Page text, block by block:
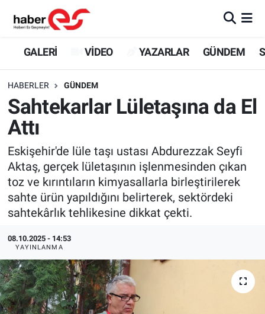
GALERİ VİDEO YAZARLAR GÜNDEM
HABERLER GÜNDEM
Sahtekarlar Lületaşına da El
Attı
Eskişehir'de lüle taşı ustası Abdurezzak Seyfi
Aktaş, gerçek lületaşının işlenmesinden çıkan
toz ve kırıntıların kimyasallarla birleştirilerek
sahte ürün yapıldığını belirterek, sektördeki
sahtekârlık tehlikesine dikkat çekti.
08.10.2025 - 14:53
YAYINLANMA
GALERİ
YAZARLAR
GÜNDEM
SİYASET
TEKNOLOJİ
SPOR
ASAYİŞ
Eskişehir Nöbetçi Eczaneler
Eskişehir Trafik Yoğunluk Haritası
Süper Lig Puan Durumu ve Fikstür
Tüm Manşetler
Son Dakika Haberleri